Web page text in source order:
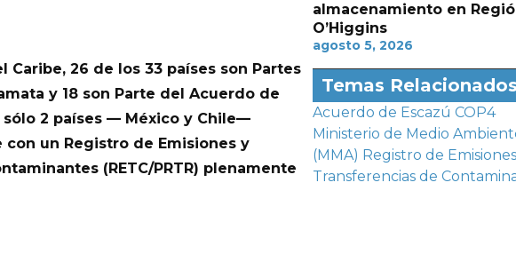
Caribe, 26 de los 33 países son Partes
y 18 son Parte del Acuerdo de
sólo 2 países — México y Chile—
un Registro de Emisiones y
(RETC/PRTR) plenamente
almacenamiento en
O’Higgins
agosto 5, 2026
Temas Relacionados
Acuerdo de Escazú COP4
Ministerio de Medio
(MMA) Registro de
Transferencias de